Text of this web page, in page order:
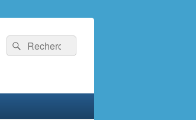
Recherche :
Rechercher